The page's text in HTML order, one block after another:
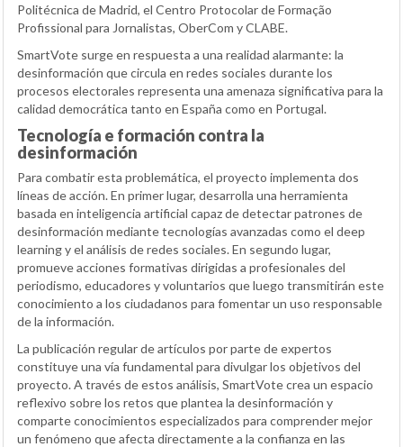
Politécnica de Madrid, el Centro Protocolar de Formação
Profissional para Jornalistas, OberCom y CLABE.
SmartVote surge en respuesta a una realidad alarmante: la
desinformación que circula en redes sociales durante los
procesos electorales representa una amenaza significativa para la
calidad democrática tanto en España como en Portugal.
Tecnología e formación contra la
desinformación
Para combatir esta problemática, el proyecto implementa dos
líneas de acción. En primer lugar, desarrolla una herramienta
basada en inteligencia artificial capaz de detectar patrones de
desinformación mediante tecnologías avanzadas como el deep
learning y el análisis de redes sociales. En segundo lugar,
promueve acciones formativas dirigidas a profesionales del
periodismo, educadores y voluntarios que luego transmitirán este
conocimiento a los ciudadanos para fomentar un uso responsable
de la información.
La publicación regular de artículos por parte de expertos
constituye una vía fundamental para divulgar los objetivos del
proyecto. A través de estos análisis, SmartVote crea un espacio
reflexivo sobre los retos que plantea la desinformación y
comparte conocimientos especializados para comprender mejor
un fenómeno que afecta directamente a la confianza en las